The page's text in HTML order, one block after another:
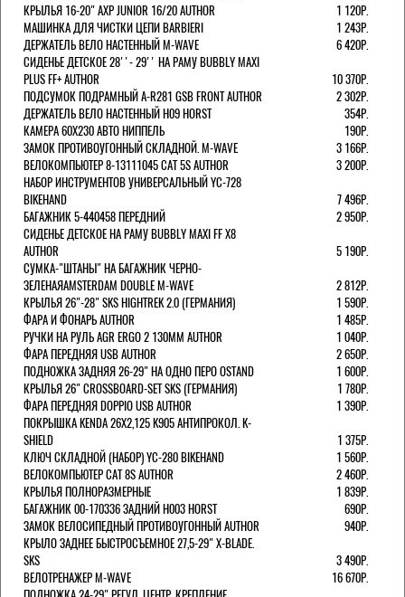
КРЫЛЬЯ 16-20" AXP JUNIOR 16/20 AUTHOR
1 120Р.
МАШИНКА ДЛЯ ЧИСТКИ ЦЕПИ BARBIERI
1 243Р.
ДЕРЖАТЕЛЬ ВЕЛО НАСТЕННЫЙ M-WAVE
6 420Р.
СИДЕНЬЕ ДЕТСКОЕ 28''- 29'' НА РАМУ BUBBLY MAXI
PLUS FF+ AUTHOR
10 370Р.
ПОДСУМОК ПОДРАМНЫЙ A-R281 GSB FRONT AUTHOR
2 302Р.
ДЕРЖАТЕЛЬ ВЕЛО НАСТЕННЫЙ H09 HORST
354Р.
КАМЕРА 60X230 АВТО НИППЕЛЬ
190Р.
ЗАМОК ПРОТИВОУГОННЫЙ СКЛАДНОЙ. M-WAVE
3 166Р.
ВЕЛОКОМПЬЮТЕР 8-13111045 CAT 5S AUTHOR
3 200Р.
НАБОР ИНСТРУМЕНТОВ УНИВЕРСАЛЬНЫЙ YC-728
BIKEHAND
7 496Р.
БАГАЖНИК 5-440458 ПЕРЕДНИЙ
2 950Р.
СИДЕНЬЕ ДЕТСКОЕ НА РАМУ BUBBLY MAXI FF X8
AUTHOR
5 190Р.
СУМКА-"ШТАНЫ" НА БАГАЖНИК ЧЕРНО-
ЗЕЛЕНАЯAMSTERDAM DOUBLE M-WAVE
2 812Р.
КРЫЛЬЯ 26"-28" SKS HIGHTREK 2.0 (ГЕРМАНИЯ)
1 590Р.
ФАРА И ФОНАРЬ AUTHOR
1 485Р.
РУЧКИ НА РУЛЬ AGR ERGO 2 130ММ AUTHOR
1 040Р.
ФАРА ПЕРЕДНЯЯ USB AUTHOR
2 650Р.
ПОДНОЖКА ЗАДНЯЯ 26-29" НА ОДНО ПЕРО OSTAND
1 600Р.
КРЫЛЬЯ 26" CROSSBOARD-SET SKS (ГЕРМАНИЯ)
1 780Р.
ФАРА ПЕРЕДНЯЯ DOPPIO USB AUTHOR
1 390Р.
ПОКРЫШКА KENDA 26Х2,125 K905 АНТИПРОКОЛ. K-
SHIELD
1 375Р.
КЛЮЧ СКЛАДНОЙ (НАБОР) YC-280 BIKEHAND
1 560Р.
ВЕЛОКОМПЬЮТЕР CAT 8S AUTHOR
2 460Р.
КРЫЛЬЯ ПОЛНОРАЗМЕРНЫЕ
1 839Р.
БАГАЖНИК 00-170336 ЗАДНИЙ H003 HORST
690Р.
ЗАМОК ВЕЛОСИПЕДНЫЙ ПРОТИВОУГОННЫЙ AUTHOR
940Р.
КРЫЛО ЗАДНЕЕ БЫСТРОСЪЕМНОЕ 27,5-29" X-BLADE.
SKS
3 490Р.
ВЕЛОТРЕНАЖЕР M-WAVE
16 670Р.